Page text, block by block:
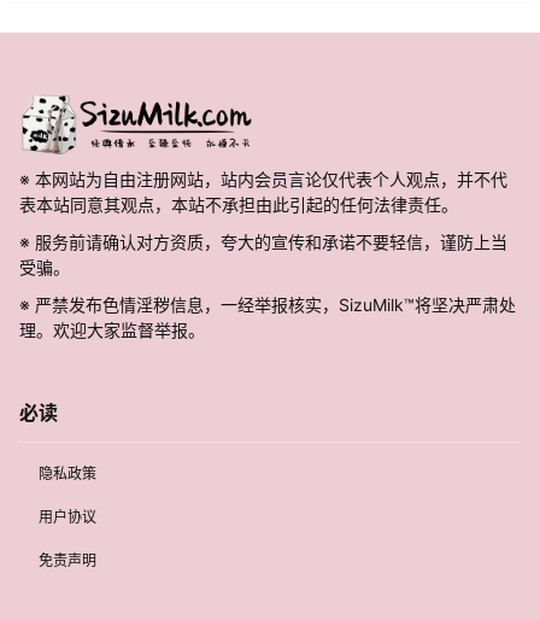
※ 本网站为自由注册网站，站内会员言论仅代表个人观点，并不代
表本站同意其观点，本站不承担由此引起的任何法律责任。
※ 服务前请确认对方资质，夸大的宣传和承诺不要轻信，谨防上当
受骗。
※ 严禁发布色情淫秽信息，一经举报核实，SizuMilk™将坚决严肃处
理。欢迎大家监督举报。
必读
隐私政策
用户协议
免责声明